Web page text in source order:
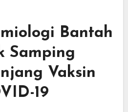
Bantah
Samping
Vaksin
19